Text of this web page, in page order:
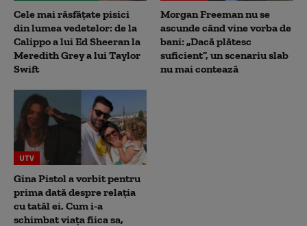
Cele mai răsfățate pisici
din lumea vedetelor: de la
Calippo a lui Ed Sheeran la
Meredith Grey a lui Taylor
Swift
Morgan Freeman nu se
ascunde când vine vorba de
bani: „Dacă plătesc
suficient”, un scenariu slab
nu mai contează
UTV
Gina Pistol a vorbit pentru
prima dată despre relația
cu tatăl ei. Cum i-a
schimbat viața fiica sa,